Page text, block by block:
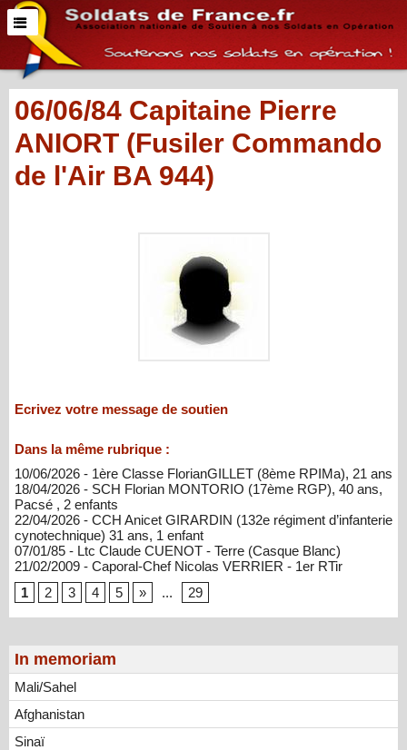
In memoriam
Mali/Sahel
Afghanistan
Sinaï
06/06/84 Capitaine Pierre
ANIORT (Fusiler Commando
de l'Air BA 944)
Ecrivez votre message de soutien
Dans la même rubrique :
10/06/2026 - 1ère Classe FlorianGILLET (8ème RPIMa), 21 ans
18/04/2026 - SCH Florian MONTORIO (17ème RGP), 40 ans,
Pacsé , 2 enfants
22/04/2026 - CCH Anicet GIRARDIN (132e régiment d’infanterie
cynotechnique) 31 ans, 1 enfant
07/01/85 - Ltc Claude CUENOT - Terre (Casque Blanc)
21/02/2009 - Caporal-Chef Nicolas VERRIER - 1er RTir
1
2 3 4 5 » ... 29